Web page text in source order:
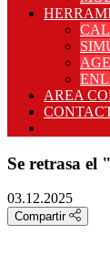
AREA
Se retrasa el
03.12.2025
Compartir